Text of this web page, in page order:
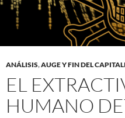
ANÁLISIS,AUGE Y FIN DEL
EL
HUMANO